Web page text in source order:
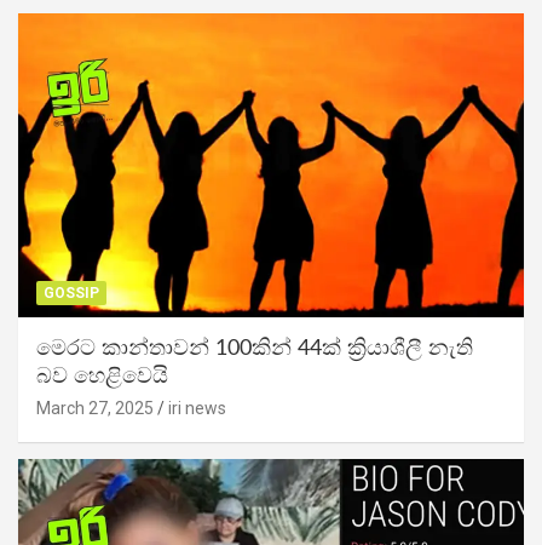
GOSSIP
මෙරට කාන්තාවන් 100කින් 44ක් ක්‍රියාශීලී නැති
බව හෙළිවෙයි
March 27, 2025 iri news